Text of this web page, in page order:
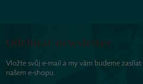
Odebírat newsletter
Vložte svůj e-mail a my vám budeme
našem e-shopu.